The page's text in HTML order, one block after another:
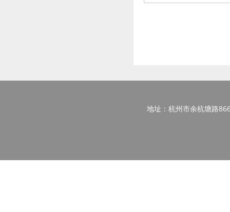
地址：杭州市余杭塘路